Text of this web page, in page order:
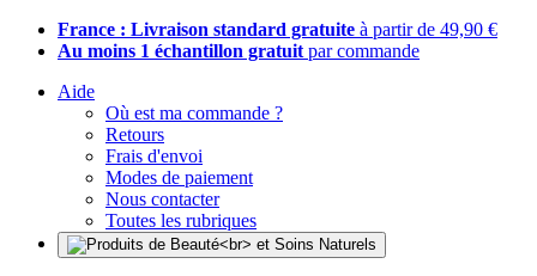
France : Livraison standard gratuite à partir de 49,90 €
Au moins 1 échantillon gratuit par commande
Aide
Où est ma commande ?
Retours
Frais d'envoi
Modes de paiement
Nous contacter
Toutes les rubriques